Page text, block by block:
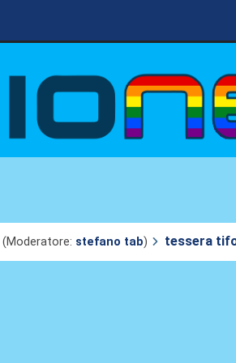
(Moderatore: stefano tab) tessera